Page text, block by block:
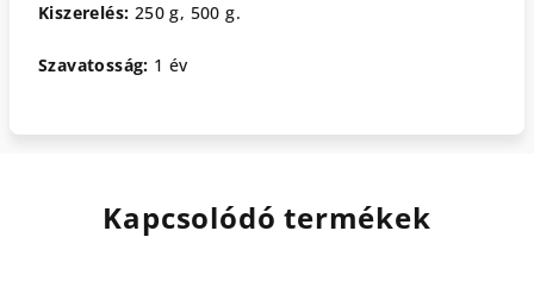
Kiszerelés: 250 g, 500 g.
Szavatosság: 1 év
Kapcsolódó termékek